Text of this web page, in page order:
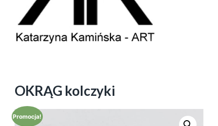
OKRĄG kolczyki
Promocja!